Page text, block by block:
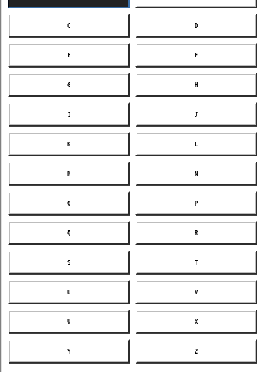
C D
E F
G H
I J
K L
M N
O P
Q R
S T
U V
W X
Y Z